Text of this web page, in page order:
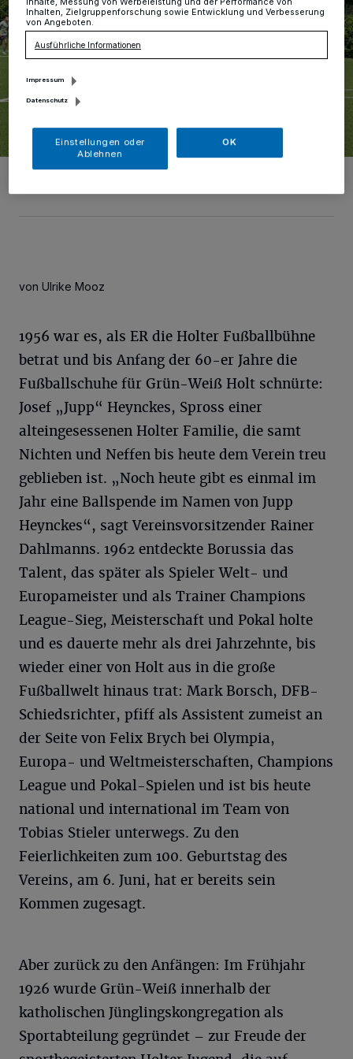
Seit 2020 hat Grün-Weiß einen modernen Kunstrasen.
von Ulrike Mooz
1956 war es, als ER die Holter Fußballbühne
betrat und bis Anfang der 60-er Jahre die
Fußballschuhe für Grün-Weiß Holt schnürte:
Josef „Jupp“ Heynckes, Spross einer
alteingesessenen Holter Familie, die samt
Nichten und Neffen bis heute dem Verein treu
geblieben ist. „Noch heute gibt es einmal im
Jahr eine Ballspende im Namen von Jupp
Heynckes“, sagt Vereinsvorsitzender Rainer
Dahlmanns. 1962 entdeckte Borussia das
Talent, das später als Spieler Welt- und
Europameister und als Trainer Champions
League-Sieg, Meisterschaft und Pokal holte
und es dauerte mehr als drei Jahrzehnte, bis
wieder einer von Holt aus in die große
Fußballwelt hinaus trat: Mark Borsch, DFB-
Schiedsrichter, pfiff als Assistent zumeist an
der Seite von Felix Brych bei Olympia,
Europa- und Weltmeisterschaften, Champions
League und Pokal-Spielen und ist bis heute
national und international im Team von
Tobias Stieler unterwegs. Zu den
Feierlichkeiten zum 100. Geburtstag des
Vereins, am 6. Juni, hat er bereits sein
Kommen zugesagt.
Aber zurück zu den Anfängen: Im Frühjahr
1926 wurde Grün-Weiß innerhalb der
katholischen Jünglingskongregation als
Sportabteilung gegründet – zur Freude der
Inhalten, Zielgruppenforschung sowie Entwicklung und Verbesserung
von Angeboten.
Ausführliche Informationen
Impressum
Datenschutz
Einstellungen oder
Ablehnen
OK